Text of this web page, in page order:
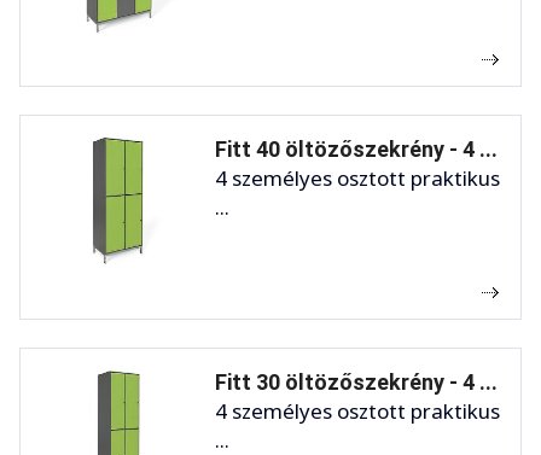
Fitt 40 öltözőszekrény - 4 ...
4 személyes osztott praktikus
...
Fitt 30 öltözőszekrény - 4 ...
4 személyes osztott praktikus
...